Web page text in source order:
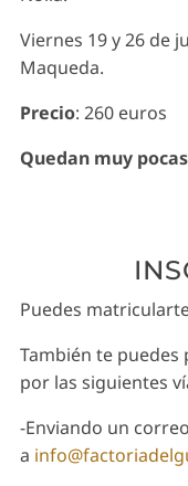
Viernes 19 y 26 de
Maqueda.
Precio: 260 euros
Quedan muy
Puedes
También te
por las siguientes
-Enviando un
a